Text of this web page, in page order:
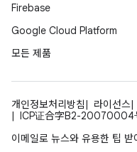
Firebase
Google Cloud Platform
모든 제품
개인정보처리방침 라이선스
ICP证合字B2-20070004
이메일로 뉴스와 유용한 팁 받